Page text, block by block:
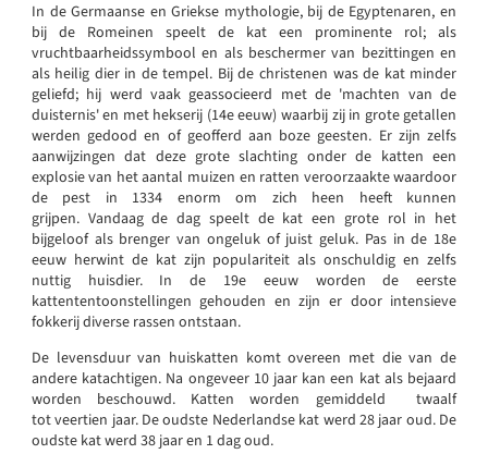
In de Germaanse en Griekse mythologie, bij de Egyptenaren, en
bij de Romeinen speelt de kat een prominente rol; als
vruchtbaarheidssymbool en als beschermer van bezittingen en
als heilig dier in de tempel. Bij de christenen was de kat minder
geliefd; hij werd vaak geassocieerd met de 'machten van de
duisternis' en met hekserij (14e eeuw) waarbij zij in grote getallen
werden gedood en of geofferd aan boze geesten. Er zijn zelfs
aanwijzingen dat deze grote slachting onder de katten een
explosie van het aantal muizen en ratten veroorzaakte waardoor
de pest in 1334 enorm om zich heen heeft kunnen
grijpen. Vandaag de dag speelt de kat een grote rol in het
bijgeloof als brenger van ongeluk of juist geluk. Pas in de 18e
eeuw herwint de kat zijn populariteit als onschuldig en zelfs
nuttig huisdier. In de 19e eeuw worden de eerste
kattententoonstellingen gehouden en zijn er door intensieve
fokkerij diverse rassen ontstaan.
De levensduur van huiskatten komt overeen met die van de
andere katachtigen. Na ongeveer 10 jaar kan een kat als bejaard
worden beschouwd. Katten worden gemiddeld twaalf
tot veertien jaar. De oudste Nederlandse kat werd 28 jaar oud. De
oudste kat werd 38 jaar en 1 dag oud.